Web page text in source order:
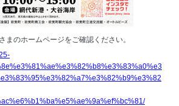
まのホームページをご確認ください。